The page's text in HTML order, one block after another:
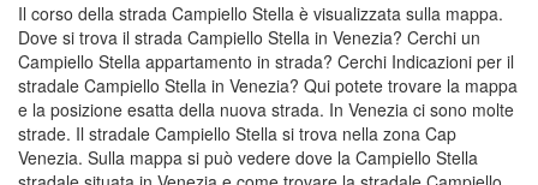
Il corso della strada Campiello Stella è visualizzata sulla mappa.
Dove si trova il strada Campiello Stella in Venezia? Cerchi un
Campiello Stella appartamento in strada? Cerchi Indicazioni per il
stradale Campiello Stella in Venezia? Qui potete trovare la mappa
e la posizione esatta della nuova strada. In Venezia ci sono molte
strade. Il stradale Campiello Stella si trova nella zona Cap
Venezia. Sulla mappa si può vedere dove la Campiello Stella